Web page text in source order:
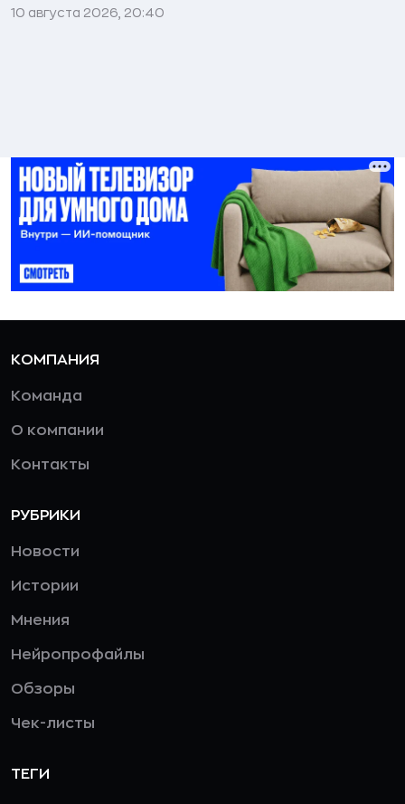
10 августа 2026, 20:40
КОМПАНИЯ
Команда
О компании
Контакты
РУБРИКИ
Новости
Истории
Мнения
Нейропрофайлы
Обзоры
Чек-листы
ТЕГИ